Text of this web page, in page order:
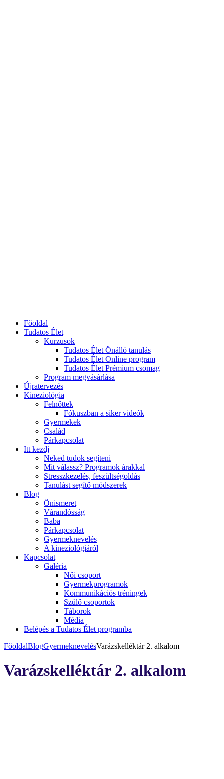
Főoldal
Tudatos Élet
Kurzusok
Tudatos Élet Önálló tanulás
Tudatos Élet Online program
Tudatos Élet Prémium csomag
Program megvásárlása
Újratervezés
Kineziológia
Felnőttek
Fókuszban a siker videók
Gyermekek
Család
Párkapcsolat
Itt kezdj
Neked tudok segíteni
Mit válassz? Programok árakkal
Stresszkezelés, feszültségoldás
Tanulást segítő módszerek
Blog
Önismeret
Várandósság
Baba
Párkapcsolat
Gyermeknevelés
A kineziológiáról
Kapcsolat
Galéria
Női csoport
Gyermekprogramok
Kommunikációs tréningek
Szülő csoportok
Táborok
Média
Belépés a Tudatos Élet programba
FőoldalBlogGyermeknevelésVarázskelléktár 2. alkalom
Varázskelléktár 2. alkalom